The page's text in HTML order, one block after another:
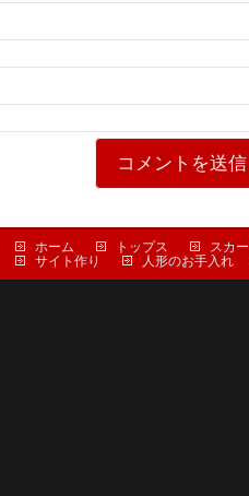
ホーム トップス スカ
サイト作り 人形のお手入れ